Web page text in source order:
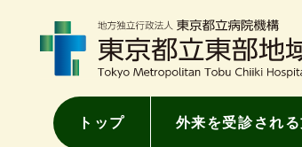
トップ 外来を受診され